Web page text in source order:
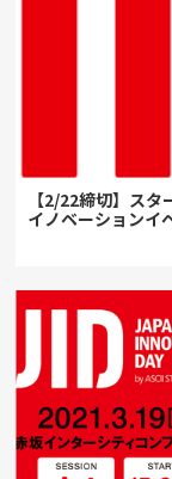
【2/22締切】ス
イノベーションイ